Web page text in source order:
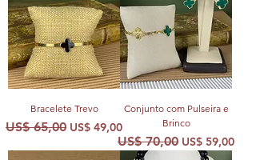
Bracelete Trevo
Preço normal
US$ 65,00 Preço promocional
US$ 49,00
Conjunto com Pulseira e
Brinco
Preço normal
US$ 70,00 Preço
US$ 59,00